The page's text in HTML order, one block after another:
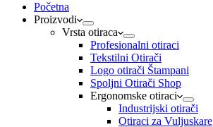
Početna
Proizvodi
Vrsta otiraca
Profesionalni otiraci
Tekstilni Otirači
Logo otirači Štampani
Spoljni Otirači Shop
Ergonomske otiraci
Industrijski otirači
Otiraci za Vuljuskare